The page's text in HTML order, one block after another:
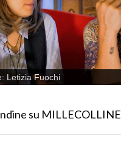
Letizia Fuochi
su MILLECOLLINE